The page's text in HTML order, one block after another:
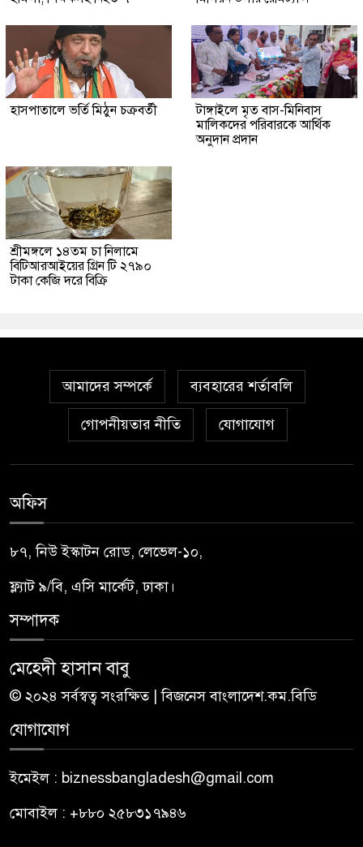
হাসপাতালে ভর্তি মিঠুন চক্রবর্তী
টাঙ্গাইলে মৃত বাস-মিনিবাস
মালিকদের পরিবারকে আর্থিক
অনুদান প্রদান
শ্রীমঙ্গলে ১৪তম চা নিলামে
বিটিআরআইয়ের গ্রিন টি ২৭৯০
টাকা কেজি দরে বিক্রি
আমাদের সম্পর্কে ব্যবহারের শর্তাবলি
গোপনীয়তার নীতি যোগাযোগ
অফিস
৮৭, নিউ ইস্কাটন রোড, লেভেল-১০,
ফ্ল্যাট ৯/বি, এসি মার্কেট, ঢাকা।
সম্পাদক
মেহেদী হাসান বাবু
© ২০২৪ সর্বস্বত্ব সংরক্ষিত | বিজনেস বাংলাদেশ.কম.বিডি
যোগাযোগ
ইমেইল : biznessbangladesh@gmail.com
মোবাইল : +৮৮০ ২৫৮৩১৭৯৪৬